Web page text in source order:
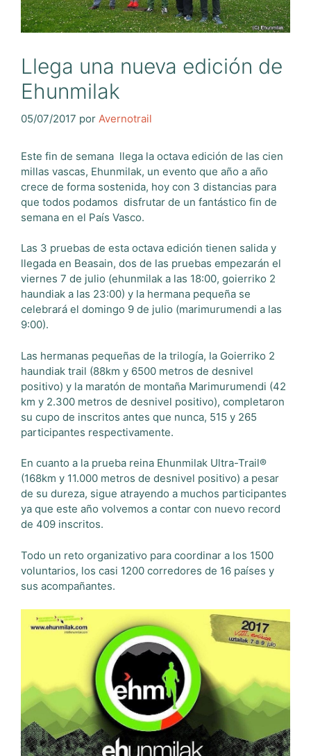
Llega una nueva edición de
Ehunmilak
05/07/2017 por Avernotrail
Este fin de semana llega la octava edición de las cien
millas vascas, Ehunmilak, un evento que año a año
crece de forma sostenida, hoy con 3 distancias para
que todos podamos disfrutar de un fantástico fin de
semana en el País Vasco.
Las 3 pruebas de esta octava edición tienen salida y
llegada en Beasain, dos de las pruebas empezarán el
viernes 7 de julio (ehunmilak a las 18:00, goierriko 2
haundiak a las 23:00) y la hermana pequeña se
celebrará el domingo 9 de julio (marimurumendi a las
9:00).
Las hermanas pequeñas de la trilogía, la Goierriko 2
haundiak trail (88km y 6500 metros de desnivel
positivo) y la maratón de montaña Marimurumendi (42
km y 2.300 metros de desnivel positivo), completaron
su cupo de inscritos antes que nunca, 515 y 265
participantes respectivamente.
En cuanto a la prueba reina Ehunmilak Ultra-Trail®
(168km y 11.000 metros de desnivel positivo) a pesar
de su dureza, sigue atrayendo a muchos participantes
ya que este año volvemos a contar con nuevo record
de 409 inscritos.
Todo un reto organizativo para coordinar a los 1500
voluntarios, los casi 1200 corredores de 16 países y
sus acompañantes.